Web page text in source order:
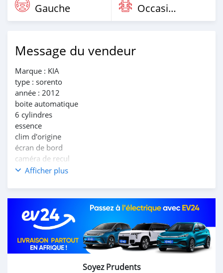
Gauche Occasion
Message du vendeur
Marque : KIA
type : sorento
année : 2012
boite automatique
6 cylindres
essence
clim d'origine
écran de bord
caméra de recul
options au volant
intérieur cuir
7places
papiers à jour...
prix : 3500000 FCFA
Afficher plus
Soyez Prudents